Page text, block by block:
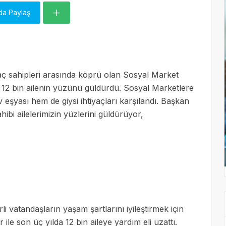
Paylaş
sahipleri arasında köprü olan Sosyal Market
bin ailenin yüzünü güldürdü. Sosyal Marketlere
hem de giysi ihtiyaçları karşılandı. Başkan
ailelerimizin yüzlerini güldürüyor,
vatandaşların yaşam şartlarını iyileştirmek için
son üç yılda 12 bin aileye yardım eli uzattı.